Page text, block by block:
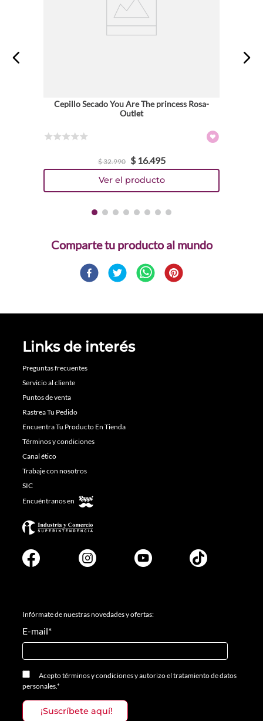
Cepillo Secado You Are The princess Rosa-
Outlet
$32.990 $ 16.495
Comparte
Links de interés
Preguntas frecuentes
Servicio al cliente
Puntos de venta
Rastrea Tu Pedido
Encuentra Tu Producto En Tienda
Términos y condiciones
Canal ético
Trabaje con nosotros
SIC
Encuéntranos en
Infórmate de nuestras novedades y ofertas:
E-mail*
Aceptotérminos y condicionesyautorizo el tratamiento de datos
personales.*